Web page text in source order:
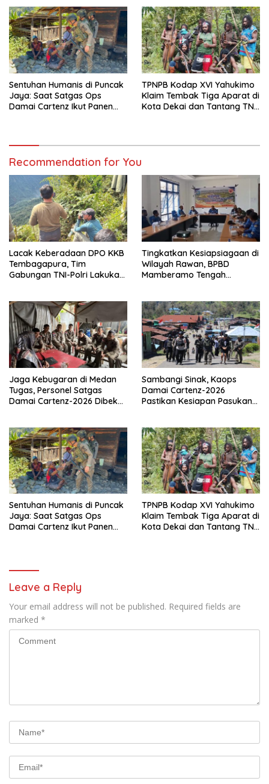
Sentuhan Humanis di Puncak
Jaya: Saat Satgas Ops
Damai Cartenz Ikut Panen
TPNPB Kodap XVI Yahukimo
Klaim Tembak Tiga Aparat di
Kota Dekai dan Tantang TNI-
Recommendation for You
Lacak Keberadaan DPO KKB
Tembagapura, Tim
Gabungan TNI-Polri Lakukan
Tingkatkan Kesiapsiagaan di
Wilayah Rawan, BPBD
Mamberamo Tengah
Jaga Kebugaran di Medan
Tugas, Personel Satgas
Damai Cartenz-2026 Dibekali
Sambangi Sinak, Kaops
Damai Cartenz-2026
Pastikan Kesiapan Pasukan
Sentuhan Humanis di Puncak
Jaya: Saat Satgas Ops
Damai Cartenz Ikut Panen
TPNPB Kodap XVI Yahukimo
Klaim Tembak Tiga Aparat di
Kota Dekai dan Tantang TNI-
Leave a Reply
Your email address will not be published. Required fields are
marked *